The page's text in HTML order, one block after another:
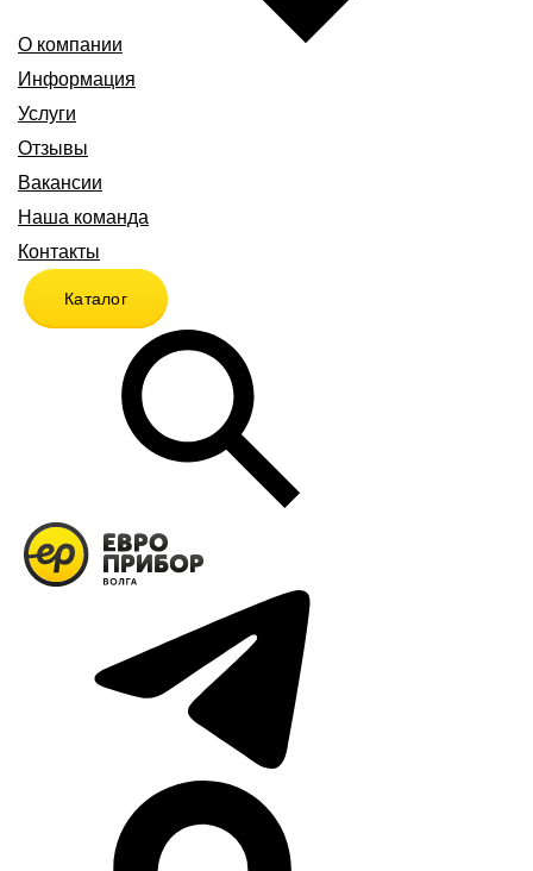
О компании
Информация
Услуги
Отзывы
Вакансии
Наша команда
Контакты
Каталог